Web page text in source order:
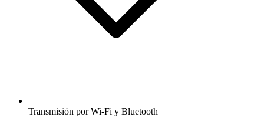
Transmisión por Wi-Fi y Bluetooth